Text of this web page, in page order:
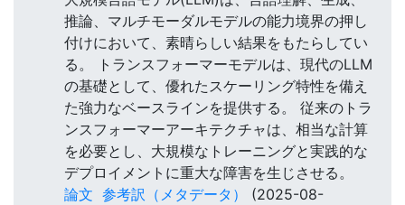
推論、マルチモーダルモデルの能力境界の押し
付けにおいて、素晴らしい結果をもたらしてい
る。 トランスフォーマーモデルは、現代のLLM
の基礎として、優れたスケーリング特性を備え
た強力なベースラインを提供する。 従来のトラ
ンスフォーマーアーキテクチャは、相当な計算
を必要とし、大規模なトレーニングと実践的な
デプロイメントに重大な障害を生じさせる。
論文 参考訳（メタデータ）
(2025-08-